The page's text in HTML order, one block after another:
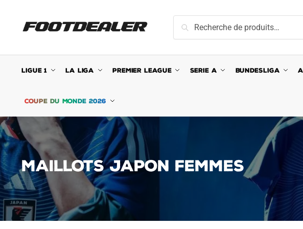
navigation
content
pour :
Recherche
LIGUE 1 LA LIGA PREMIER LEAGUE SERIE A BUNDESLIGA
COUPE DU MONDE 2026
MAILLOTS JAPON FEMMES